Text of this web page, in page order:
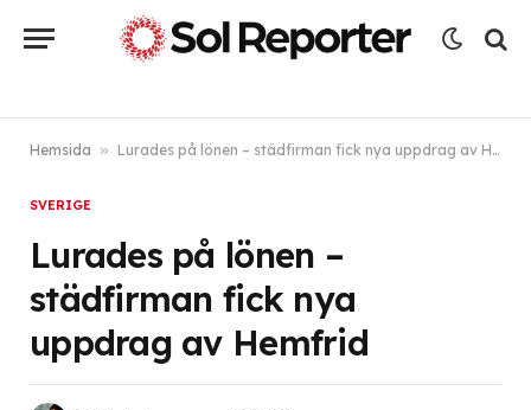
Hemsida » Lurades på lönen – städfirman fick nya uppdrag av Hemfrid
SVERIGE
Lurades på lönen –
städfirman fick nya
uppdrag av Hemfrid